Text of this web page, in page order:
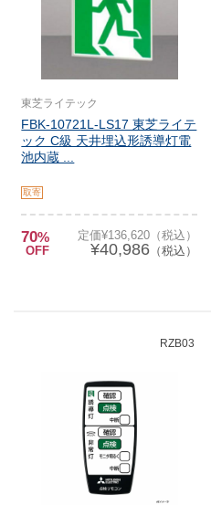
東芝ライテック
FBK-10721L-LS17 東芝ライテ
ック C級 天井埋込形誘導灯電
池内蔵 ...
取寄
70%
OFF
定価¥136,620（税込）
¥40,986（税込）
RZB03